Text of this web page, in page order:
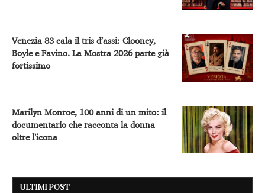
Venezia 83 cala il tris d’assi: Clooney,
Boyle e Favino. La Mostra 2026 parte già
fortissimo
Marilyn Monroe, 100 anni di un mito: il
documentario che racconta la donna
oltre l’icona
ULTIMI POST